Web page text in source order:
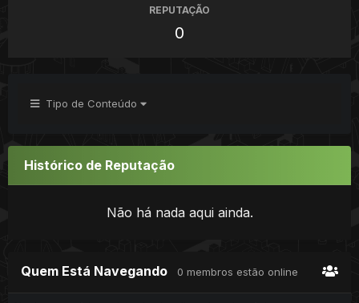
REPUTAÇÃO
0
Tipo de Conteúdo
Histórico de Reputação
Não há nada aqui ainda.
Quem Está Navegando 0 membros estão online